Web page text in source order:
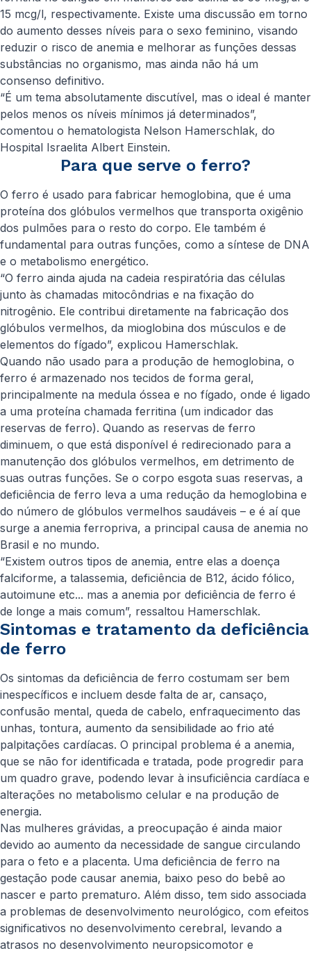
15 mcg/l, respectivamente. Existe uma discussão em torno
do aumento desses níveis para o sexo feminino, visando
reduzir o risco de anemia e melhorar as funções dessas
substâncias no organismo, mas ainda não há um
consenso definitivo.
“É um tema absolutamente discutível, mas o ideal é manter
pelos menos os níveis mínimos já determinados”,
comentou o hematologista Nelson Hamerschlak, do
Hospital Israelita Albert Einstein.
Para que serve o ferro?
O ferro é usado para fabricar hemoglobina, que é uma
proteína dos glóbulos vermelhos que transporta oxigênio
dos pulmões para o resto do corpo. Ele também é
fundamental para outras funções, como a síntese de DNA
e o metabolismo energético.
“O ferro ainda ajuda na cadeia respiratória das células
junto às chamadas mitocôndrias e na fixação do
nitrogênio. Ele contribui diretamente na fabricação dos
glóbulos vermelhos, da mioglobina dos músculos e de
elementos do fígado”, explicou Hamerschlak.
Quando não usado para a produção de hemoglobina, o
ferro é armazenado nos tecidos de forma geral,
principalmente na medula óssea e no fígado, onde é ligado
a uma proteína chamada ferritina (um indicador das
reservas de ferro). Quando as reservas de ferro
diminuem, o que está disponível é redirecionado para a
manutenção dos glóbulos vermelhos, em detrimento de
suas outras funções. Se o corpo esgota suas reservas, a
deficiência de ferro leva a uma redução da hemoglobina e
do número de glóbulos vermelhos saudáveis – e é aí que
surge a anemia ferropriva, a principal causa de anemia no
Brasil e no mundo.
“Existem outros tipos de anemia, entre elas a doença
falciforme, a talassemia, deficiência de B12, ácido fólico,
autoimune etc... mas a anemia por deficiência de ferro é
de longe a mais comum”, ressaltou Hamerschlak.
Sintomas e tratamento da deficiência
de ferro
Os sintomas da deficiência de ferro costumam ser bem
inespecíficos e incluem desde falta de ar, cansaço,
confusão mental, queda de cabelo, enfraquecimento das
unhas, tontura, aumento da sensibilidade ao frio até
palpitações cardíacas. O principal problema é a anemia,
que se não for identificada e tratada, pode progredir para
um quadro grave, podendo levar à insuficiência cardíaca e
alterações no metabolismo celular e na produção de
energia.
Nas mulheres grávidas, a preocupação é ainda maior
devido ao aumento da necessidade de sangue circulando
para o feto e a placenta. Uma deficiência de ferro na
gestação pode causar anemia, baixo peso do bebê ao
nascer e parto prematuro. Além disso, tem sido associada
a problemas de desenvolvimento neurológico, com efeitos
significativos no desenvolvimento cerebral, levando a
atrasos no desenvolvimento neuropsicomotor e